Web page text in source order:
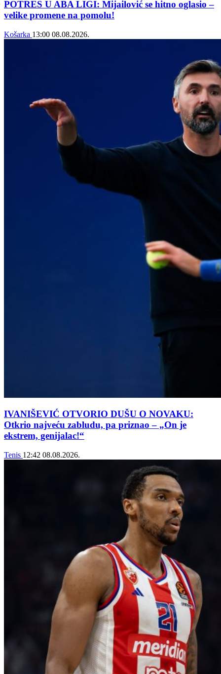
POTRES U ABA LIGI: Mijailović se hitno oglasio –
velike promene na pomolu!
Košarka 13:00 08.08.2026.
IVANIŠEVIĆ OTVORIO DUŠU O NOVAKU:
Otkrio najveću zabludu, pa priznao – „On je
ekstrem, genijalac!“
Tenis 12:42 08.08.2026.